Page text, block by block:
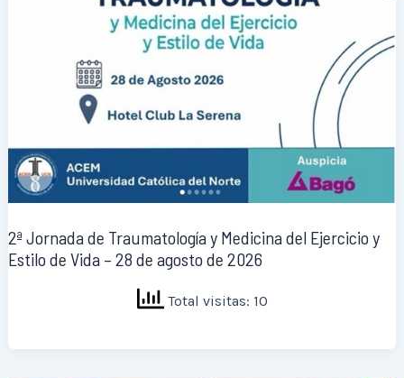
2ª Jornada de Traumatología y Medicina del Ejercicio y
Estilo de Vida – 28 de agosto de 2026
Total visitas: 10